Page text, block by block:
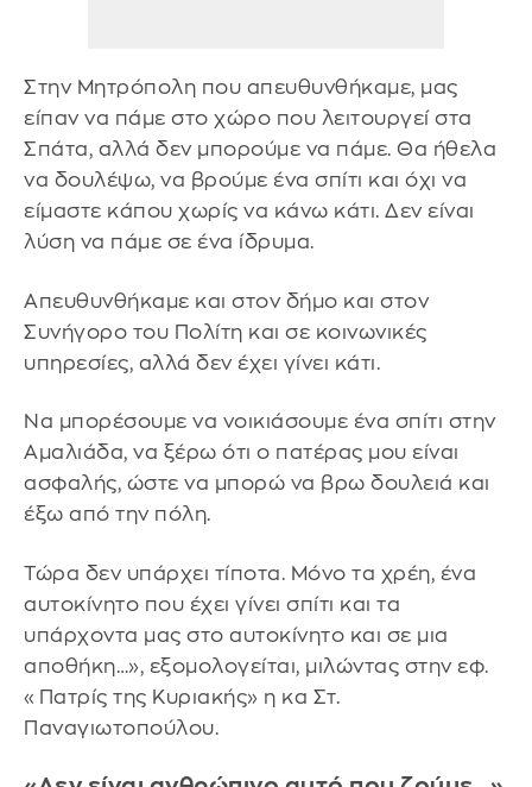
Στην Μητρόπολη που απευθυνθήκαμε, μας
είπαν να πάμε στο χώρο που λειτουργεί στα
Σπάτα, αλλά δεν μπορούμε να πάμε. Θα ήθελα
να δουλέψω, να βρούμε ένα σπίτι και όχι να
είμαστε κάπου χωρίς να κάνω κάτι. Δεν είναι
λύση να πάμε σε ένα ίδρυμα.
Απευθυνθήκαμε και στον δήμο και στον
Συνήγορο του Πολίτη και σε κοινωνικές
υπηρεσίες, αλλά δεν έχει γίνει κάτι.
Να μπορέσουμε να νοικιάσουμε ένα σπίτι στην
Αμαλιάδα, να ξέρω ότι ο πατέρας μου είναι
ασφαλής, ώστε να μπορώ να βρω δουλειά και
έξω από την πόλη.
Τώρα δεν υπάρχει τίποτα. Μόνο τα χρέη, ένα
αυτοκίνητο που έχει γίνει σπίτι και τα
υπάρχοντα μας στο αυτοκίνητο και σε μια
αποθήκη…», εξομολογείται, μιλώντας στην εφ.
«Πατρίς της Κυριακής» η κα Στ.
Παναγιωτοπούλου.